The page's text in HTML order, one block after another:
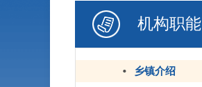
机构职能
乡镇介绍